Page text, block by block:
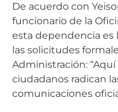
De acuerdo con
funcionario de la
esta dependencia es
las solicitudes
Administración:
ciudadanos radican
comunicaciones